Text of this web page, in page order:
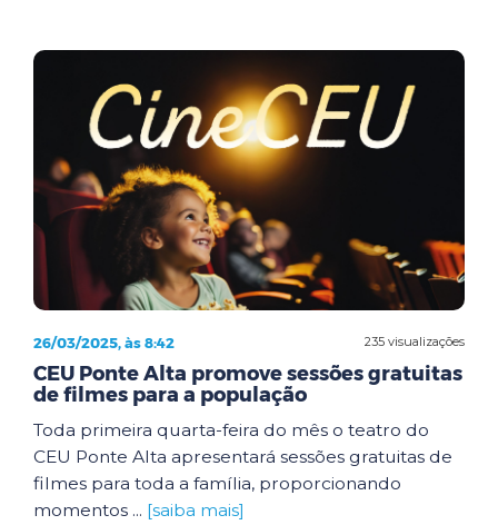
235 visualizações
26/03/2025, às 8:42
CEU Ponte Alta promove sessões gratuitas
de filmes para a população
Toda primeira quarta-feira do mês o teatro do
CEU Ponte Alta apresentará sessões gratuitas de
filmes para toda a família, proporcionando
momentos ... [saiba mais]